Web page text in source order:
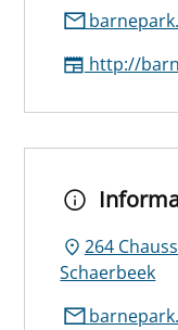
http://
264
Schaerbeek